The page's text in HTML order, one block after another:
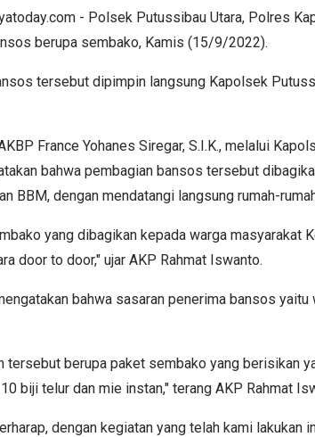
- Polsek Putussibau Utara, Polres
berupa sembako, Kamis (15/9/2022).
tersebut dipimpin langsung Kapolsek
France Yohanes Siregar, S.I.K., melalui
bahwa pembagian bansos tersebut
BBM, dengan mendatangi langsung rumah-
yang dibagikan kepada warga masyarakat
door to door," ujar AKP Rahmat Iswanto.
bahwa sasaran penerima bansos yaitu
tersebut berupa paket sembako yang berisikan
biji telur dan mie instan," terang AKP Rahmat
dengan kegiatan yang telah kami lakukan